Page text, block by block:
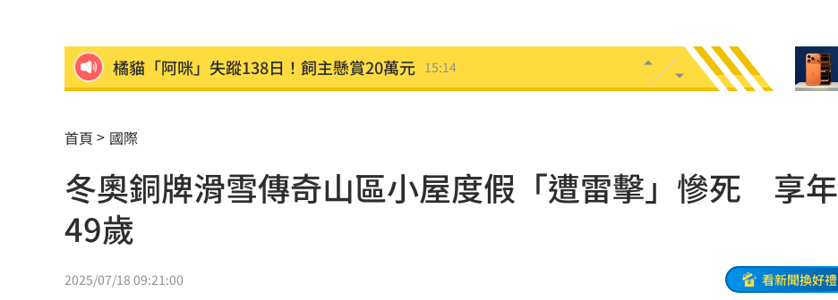
橘貓「阿咪」失蹤138日！飼主懸賞20萬元 15:14
新／被動元件股的他！下午5點開重訊
兆基案檢調6路搜索！約談前董座2高層到案 15:11
告別洋基工程 領航猿宣佈陳昱瑞重披戰袍
藤嶌果步寫真遭AI魔改 出版社怒告！
首頁 國際
冬奧銅牌滑雪傳奇山區小屋度假「遭雷擊」慘死 享年
49歲
2025/07/18 09:21:00 看新聞換好禮